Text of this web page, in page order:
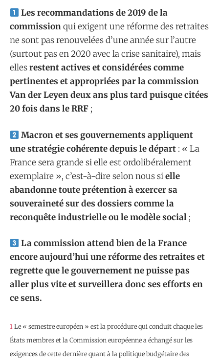
Les recommandations de 2019 de la
commissionqui exigent une réforme des retraites
ne sont pas renouvelées d’une année sur l’autre
(surtout pas en 2020 avec la crise sanitaire), mais
ellesrestent actives et considérées comme
pertinentes et appropriées par la commission
Van der Leyen deux ans plus tard puisque citées
20 fois dans le RRF ;
Macron et ses gouvernements appliquent
une stratégie cohérente depuis le départ : « La
France sera grande si elle est ordolibéralement
exemplaire », c’est-à-dire selon nous sielle
abandonne toute prétention à exercer sa
souveraineté sur des dossiers comme la
reconquête industrielle ou le modèle social ;
La commission attend bien de la France
encore aujourd’hui une réforme des retraites et
regrette que le gouvernement ne puisse pas
aller plus vite et surveillera donc ses efforts en
ce sens.
1 Le « semestre européen » est la procédure qui conduit chaque les
États membres et la Commission européenne a échangé sur les
exigences de cette dernière quant à la politique budgétaire des